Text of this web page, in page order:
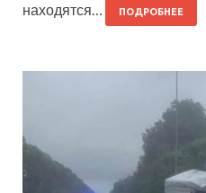
находятся…
ПОДРОБНЕЕ